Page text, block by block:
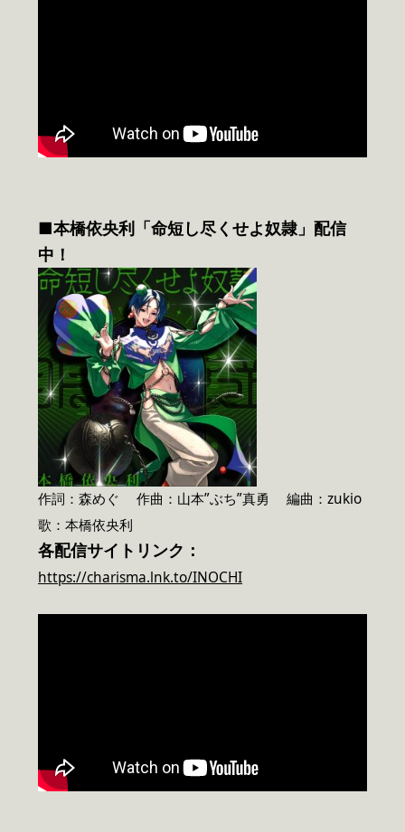
■本橋依央利「命短し尽くせよ奴隷」配信
中！
作詞：森めぐ 作曲：山本”ぶち”真勇 編曲：zukio
歌：本橋依央利
各配信サイトリンク：
https://charisma.lnk.to/INOCHI